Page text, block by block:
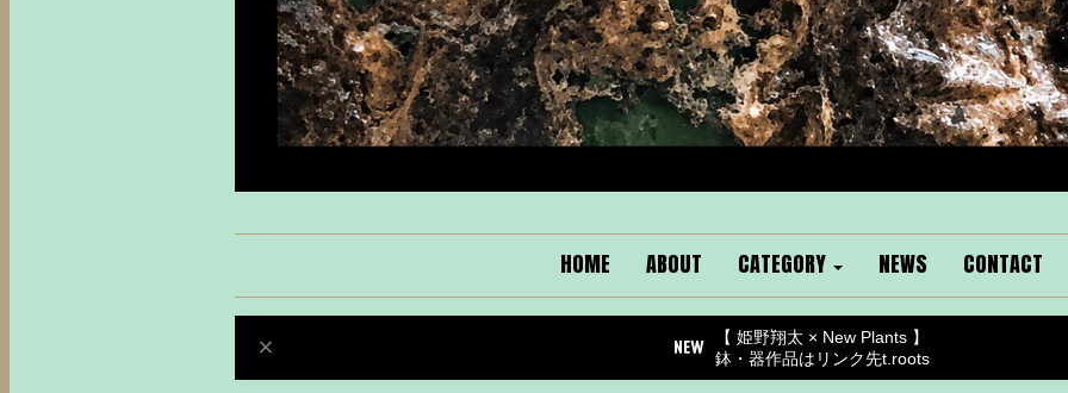
HOME ABOUT CATEGORY NEWS CONTACT
【 姫野翔太 × New Plants 】
鉢・器作品はリンク先t.roots